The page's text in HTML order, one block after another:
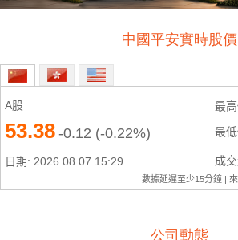
中國平安實時股價
公司動態